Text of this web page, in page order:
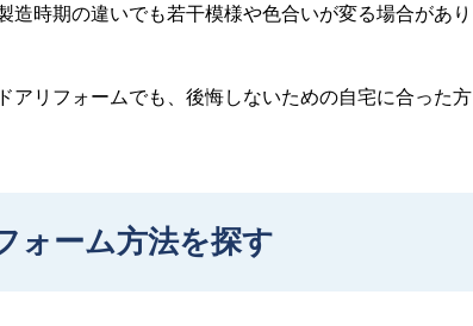
造時期の違いでも若干模様や色合いが変る場合があり
アリフォームでも、後悔しないための自宅に合った方
ォーム方法を探す